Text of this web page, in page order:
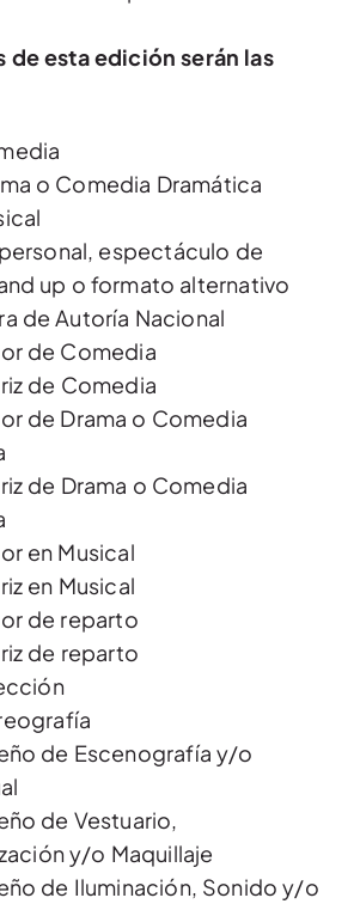
de esta edición serán las
o Comedia Dramática
espectáculo de
up o formato alternativo
de Autoría Nacional
de Comedia
de Comedia
de Drama o Comedia
de Drama o Comedia
en Musical
en Musical
de reparto
de reparto
de Escenografía y/o
de Vestuario,
y/o Maquillaje
de Iluminación, Sonido y/o